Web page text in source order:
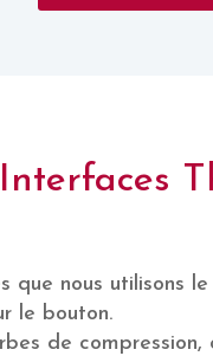
que nous utilisons
le bouton.
de